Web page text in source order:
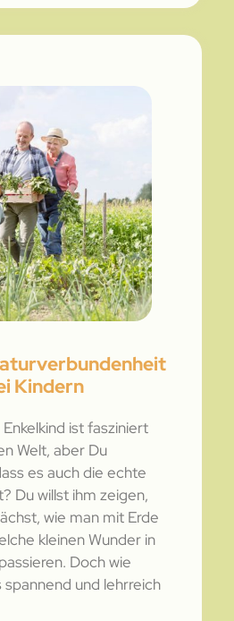
Kindern
ist fasziniert
Welt, aber Du
es auch die echte
Du willst ihm zeigen,
wie man mit Erde
kleinen Wunder in
Doch wie
spannend und lehrreich